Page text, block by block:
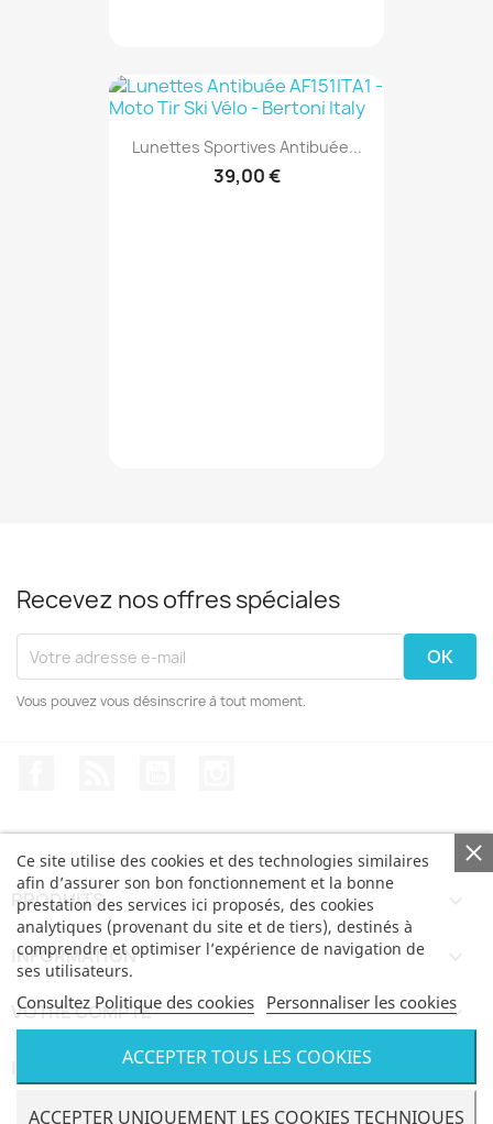
Lunettes Sportives Antibuée...
39,00 €
Recevez nos offres spéciales
Vous pouvez vous désinscrire à tout moment.
Ce site utilise des cookies et des technologies similaires
afin d’assurer son bon fonctionnement et la bonne
prestation des services ici proposés, des cookies
analytiques (provenant du site et de tiers), destinés à
comprendre et optimiser l’expérience de navigation de
ses utilisateurs.
Consultez Politique des cookies Personnaliser les cookies
ACCEPTER UNIQUEMENT LES COOKIES TECHNIQUES
ACCEPTER TOUS LES COOKIES
PRODUITS
INFORMATION
VOTRE COMPTE 
INFORMATIONS
© Bertoni iWear SRL via Feltre, 6 - 21100 Varese VAT